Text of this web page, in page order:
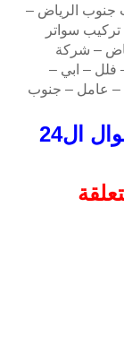
جنوب الرياض –
سواتر
– شركة
– ابي –
– عامل – جنوب
اتصل الان نحن في خدمتكم طوال ال24